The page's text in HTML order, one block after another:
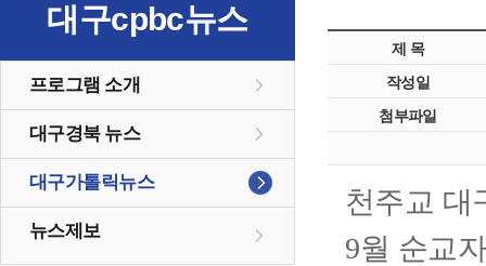
대구cpbc뉴스
프로그램 소개
대구경북 뉴스
대구가톨릭뉴스
뉴스제보
제 목
작성일
첨부파일
천주교 대
9월 순교